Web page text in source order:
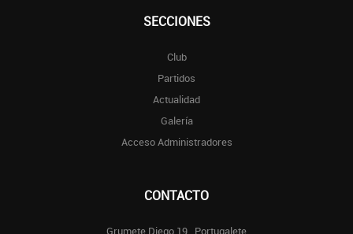
SECCIONES
Club
Partidos
Actualidad
Galería
Acceso Administradores
CONTACTO
Grumete Diego 19 , Portugalete